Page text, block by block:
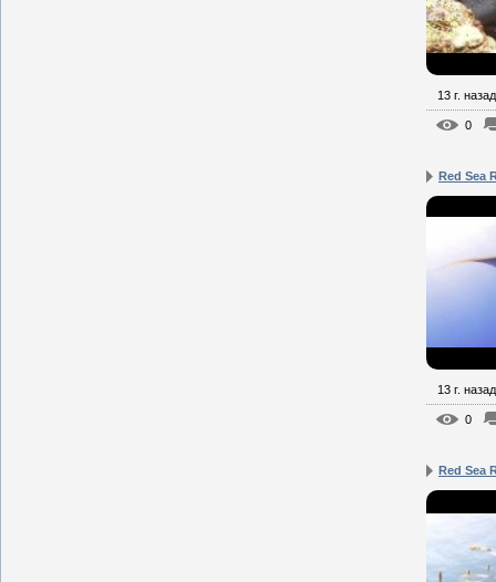
13 г. назад
0
Red Sea
13 г. назад
0
Red Sea